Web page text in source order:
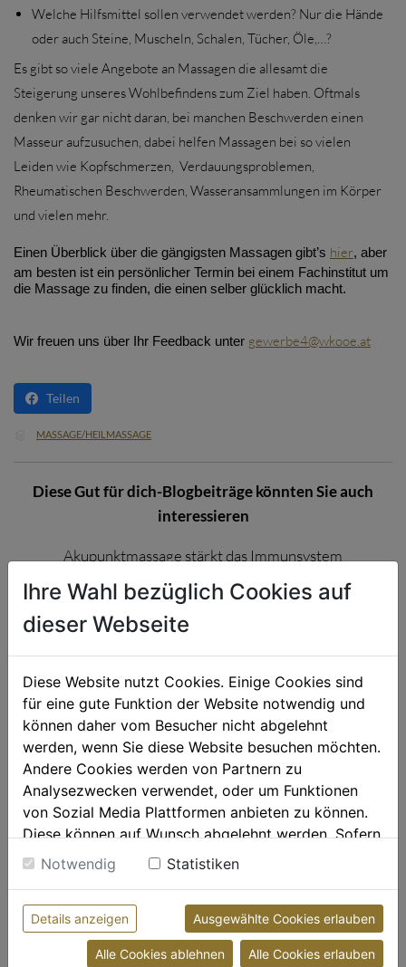
Welche Hilfsmittel sollen verwendet werden? Nur die Hände
oder auch Steine, Muscheln, Schalen, Tücher, Öle,…?
Es gibt so viele Angebote an Massagen die allesamt die
Steigerung unseres Wohlbefindens zum Ziel haben. Oftmals
denken wir gar nicht daran, bei manchen Beschwerden einen
Masseur aufzusuchen, dabei helfen Massagen bei so vielen
Leiden wie Kopfschmerzen, Verdauungsproblemen,
Rheumatischen Beschwerden, Wasseransammlungen im Körper
und vielen mehr.
Einen Überblick über die gängigsten Massagen gibt’s hier, aber
am besten ist ein persönlicher Termin bei einem Fachinstitut um
die Massage zu finden, die einen selber glücklich macht.
Wir freuen uns über Ihr Feedback unter gewerbe4@wkooe.at
Teilen
MASSAGE/HEILMASSAGE
Diese Gut für dich-Blogbeiträge könnten Sie auch
interessieren
Akupunktmassage stärkt das Immunsystem
Shiatsu: Mein Fixtermin fürs Wohlbefinden
Zen-Momente für Gen Z
Themen
Fusspflege (23)
Kosmetik (65)
Massage/Heilmassage (49)
Tätowieren/Piercen (15)
Aus der Innung (10)
Ihre Wahl bezüglich Cookies auf
dieser Webseite
Diese Website nutzt Cookies. Einige Cookies sind
für eine gute Funktion der Website notwendig und
können daher vom Besucher nicht abgelehnt
werden, wenn Sie diese Website besuchen möchten.
Andere Cookies werden von Partnern zu
Analysezwecken verwendet, oder um Funktionen
von Sozial Media Plattformen anbieten zu können.
Diese können auf Wunsch abgelehnt werden. Sofern
sie unsere Webseite weiter nutzen, geben Sie
Einwilligung zu unseren Cookies.
Datenschutzerklärung
bzw. imImpressum
Notwendig Statistiken
Details anzeigen Ausgewählte Cookies erlauben
Alle Cookies ablehnen Alle Cookies erlauben